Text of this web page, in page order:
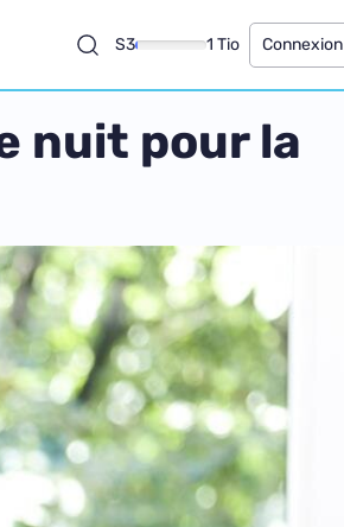
S3 1 Tio Connexion
nuit pour la